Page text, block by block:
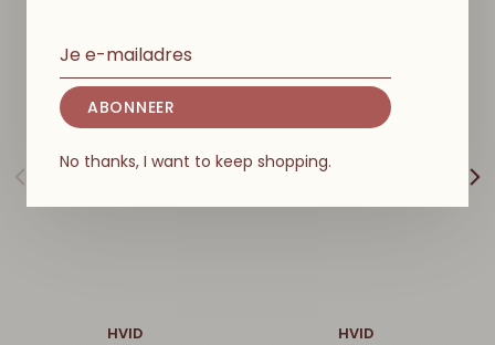
HVID HVID
ABONNEER
No thanks, I want to keep shopping.